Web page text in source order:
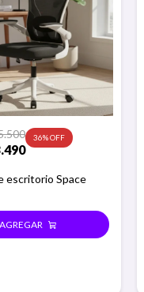
36
escritorio Space